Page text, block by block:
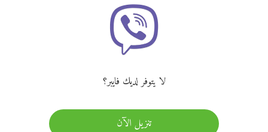
لا يتوفر لديك فايبر؟
تنزيل الآن